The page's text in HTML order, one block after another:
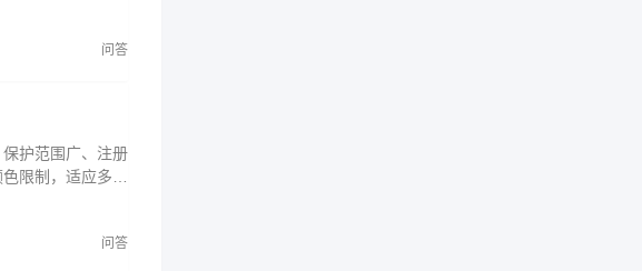
问答
护范围广、注册
限制，适应多样
问答